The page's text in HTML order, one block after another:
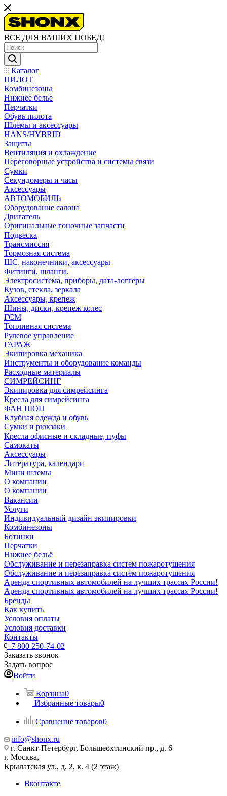
ВСЕ ДЛЯ ВАШИХ ПОБЕД!
Каталог
ПИЛОТ
Комбинезоны
Нижнее белье
Перчатки
Обувь пилота
Шлемы и аксессуары
HANS/HYBRID
Защиты
Вентиляция и охлаждение
Переговорные устройства и системы связи
Сумки
Секундомеры и часы
Аксессуары
АВТОМОБИЛЬ
Оборудование салона
Двигатель
Оригинальные гоночные запчасти
Подвеска
Трансмиссия
Тормозная система
ШС, наконечники, аксессуары
Фитинги, шланги.
Электросистема, приборы, дата-логгеры
Кузов, стекла, зеркала
Аксессуары, крепеж
Шины, диски, крепеж колес
ГСМ
Топливная система
Рулевое управление
ГАРАЖ
Экипировка механика
Инструменты и оборудование команды
Расходные материалы
СИМРЕЙСИНГ
Экипировка для симрейсинга
Кресла для симрейсинга
ФАН ШОП
Клубная одежда и обувь
Сумки и рюкзаки
Кресла офисные и складные, пуфы
Самокаты
Аксессуары
Литература, календари
Мини шлемы
О компании
О компании
Вакансии
Услуги
Индивидуальный дизайн экипировки
Комбинезоны
Ботинки
Перчатки
Нижнее бельё
Обслуживание и перезаправка систем пожаротушения
Обслуживание и перезаправка систем пожаротушения
Аренда спортивных автомобилей на лучших трассах России!
Аренда спортивных автомобилей на лучших трассах России!
Бренды
Как купить
Условия оплаты
Условия доставки
Контакты
+7 800 250-74-02
Заказать звонок
Задать вопрос
Войти
Корзина0
Избранные товары0
Сравнение товаров0
info@shonx.ru
г. Санкт-Петербург, Большеохтинский пр., д. 6
г. Москва,
Крылатская ул., д. 2, к. 4 (2 этаж)
Вконтакте